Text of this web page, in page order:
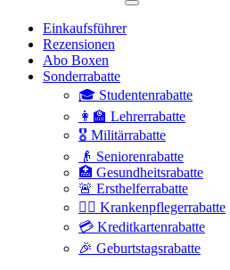
Einkaufsführer
Rezensionen
Abo Boxen
Sonderrabatte
🎓 Studentenrabatte
👩‍🏫 Lehrerrabatte
🎖️ Militärrabatte
👴 Seniorenrabatte
🏥 Gesundheitsrabatte
🚨 Ersthelferrabatte
👩‍⚕️ Krankenpflegerrabatte
💳 Kreditkartenrabatte
🎉 Geburtstagsrabatte